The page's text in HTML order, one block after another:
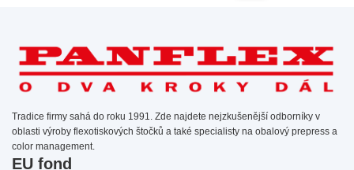
Tradice firmy sahá do roku 1991. Zde najdete nejzkušenější odborníky v
oblasti výroby flexotiskových štočků a také specialisty na obalový prepress a
color management.
EU fond